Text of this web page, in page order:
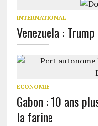
INTERNATIONAL
Venezuela :
ECONOMIE
Gabon : 10 ans
la farine